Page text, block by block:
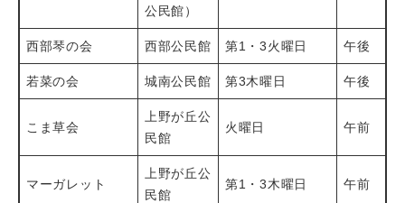
公民館）
西部琴の会 西部公民館 第1・3火曜日 午後
若菜の会 城南公民館 第3木曜日 午後
こま草会
上野が丘公
民館
火曜日 午前
マーガレット
上野が丘公
民館
第1・3木曜日 午前